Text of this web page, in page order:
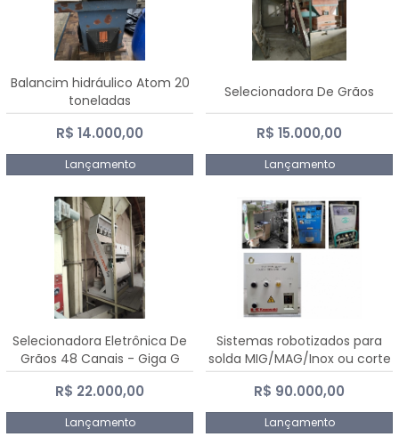
Balancim hidráulico Atom 20
toneladas
R$ 14.000,00
Lançamento
Selecionadora De Grãos
R$ 15.000,00
Lançamento
Selecionadora Eletrônica De
Grãos 48 Canais - Giga G
10000
R$ 22.000,00
Lançamento
Sistemas robotizados para
solda MIG/MAG/Inox ou corte
plasma
R$ 90.000,00
Lançamento